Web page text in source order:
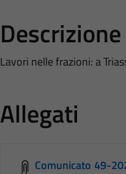
Descrizione
Lavori nelle frazioni: a
Allegati
Comunicato 49-